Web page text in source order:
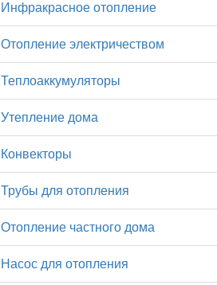
Инфракрасное отопление
Отопление электричеством
Теплоаккумуляторы
Утепление дома
Конвекторы
Трубы для отопления
Отопление частного дома
Насос для отопления